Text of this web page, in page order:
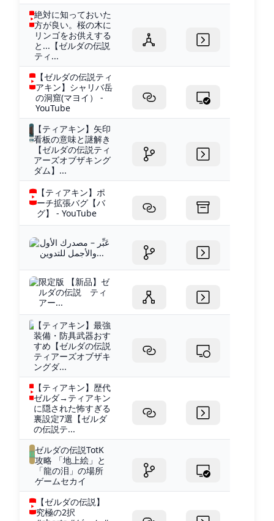
絶対に知っておいた
方が良い。桜の木に
リンゴをお供えする
と...【ゼルダの伝説
ティ...
【ゼルダの伝説ティ
アキン】シャリバ岳
の洞窟(マヨイ） -
YouTube
【ティアキン】矢印
看板の意味と謎解き
【ゼルダの伝説ティ
アーズオブザキング
ダム】...
【ティアキン】ポ
ーチ拡張バグ【バ
グ】 - YouTube
عَبِّر – مصدرك الأول
والأجمل للتدوين...
限定版 【新品】ゼ
ルダの伝説 ティ
アー...
【ティアキン】最強
装備・防具武器おす
すめ【ゼルダの伝説
ティアーズオブザキ
ングダ...
【ティアキン】歴代
ゼルダ→ティアキン
に隠された怖すぎる
裏設定7選【ゼルダ
の伝説テ...
ゼルダの伝説TotK
攻略 「地上絵」と
「龍の泪」の場所
ゲームセカイ
【ゼルダの伝説】
究極の2択